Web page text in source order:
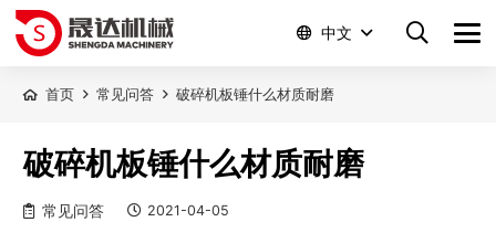
中文
首页 常见问答 破碎机板锤什么材质耐磨
破碎机板锤什么材质耐磨
常见问答 2021-04-05